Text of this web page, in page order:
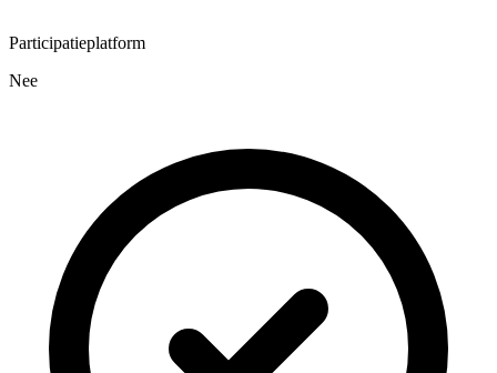
Participatieplatform
Nee